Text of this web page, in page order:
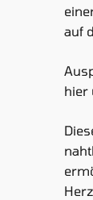
auf
hier